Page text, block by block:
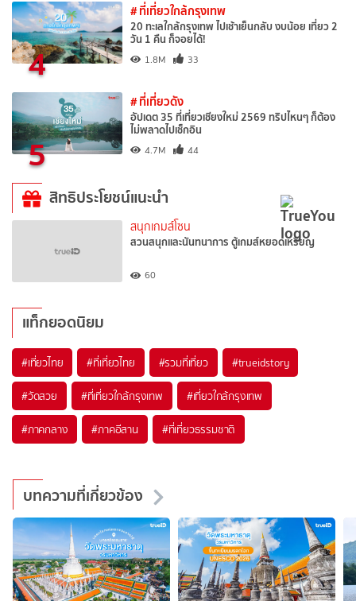
4
# ที่เที่ยวใกล้กรุงเทพ
20 ทะเลใกล้กรุงเทพ ไปเช้าเย็นกลับ งบน้อย เที่ยว 2
วัน 1 คืน ก็จอยได้!
1.8M 33
5
# ที่เที่ยวดัง
อัปเดต 35 ที่เที่ยวเชียงใหม่ 2569 ทริปไหนๆ ก็ต้อง
ไม่พลาดไปเช็กอิน
4.7M 44
สิทธิประโยชน์แนะนำ
สนุกเกมส์โซน
สวนสนุกและนันทนาการ ตู้เกมส์หยอดเหรียญ
60
แท็กยอดนิยม
#เที่ยวไทย #ที่เที่ยวไทย #รวมที่เที่ยว #trueidstory
#วัดสวย #ที่เที่ยวใกล้กรุงเทพ #เที่ยวใกล้กรุงเทพ
#ภาคกลาง #ภาคอีสาน #ที่เที่ยวธรรมชาติ
บทความที่เกี่ยวข้อง